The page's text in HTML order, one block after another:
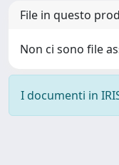
File in questo
Non ci sono file
I documenti in